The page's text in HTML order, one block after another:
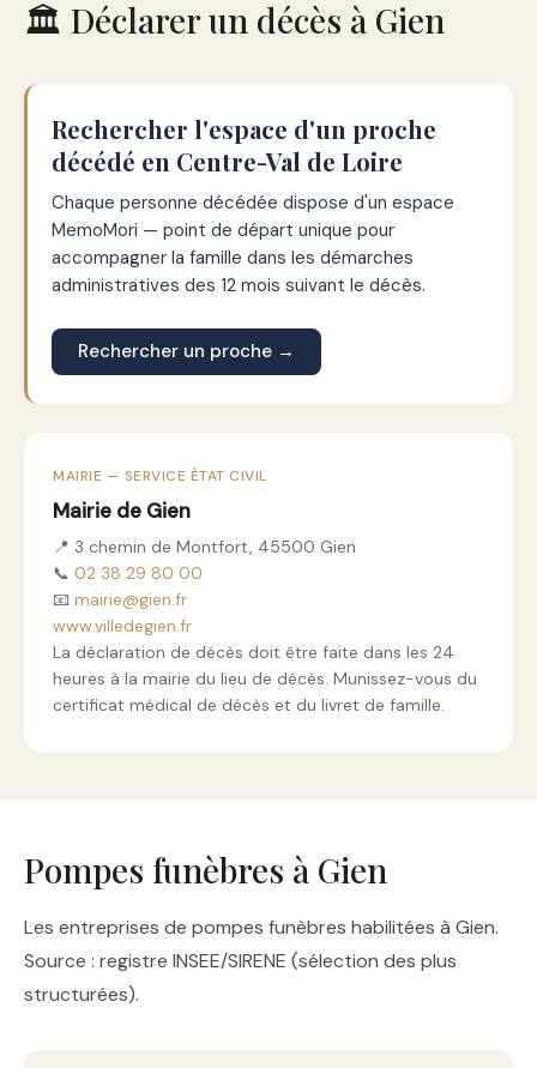
🏛️ Déclarer un décès à Gien
Rechercher l'espace d'un proche
décédé en Centre-Val de Loire
Chaque personne décédée dispose d'un espace
MemoMori — point de départ unique pour
accompagner la famille dans les démarches
administratives des 12 mois suivant le décès.
Rechercher un proche →
MAIRIE — SERVICE ÉTAT CIVIL
Mairie de Gien
📍 3 chemin de Montfort, 45500 Gien
📞 02 38 29 80 00
📧 mairie@gien.fr
www.villedegien.fr
La déclaration de décès doit être faite dans les 24
heures à la mairie du lieu de décès. Munissez-vous du
certificat médical de décès et du livret de famille.
Pompes funèbres à Gien
Les entreprises de pompes funèbres habilitées à Gien.
Source : registre INSEE/SIRENE (sélection des plus
structurées).